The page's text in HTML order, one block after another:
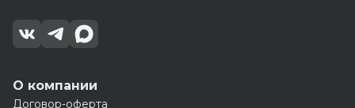
О компании
Договор-оферта